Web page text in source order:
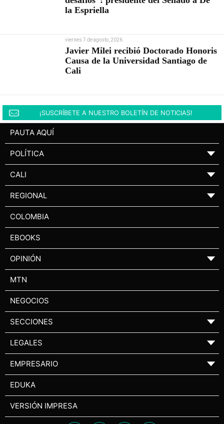
la Espriella
viernes 7 de agosto, 2026
Javier Milei recibió Doctorado Honoris
Causa de la Universidad Santiago de
Cali
¡SUSCRÍBETE A NUESTRO BOLETÍN DE NOTICIAS!
PAUTA AQUÍ
POLÍTICA ▼
CALI ▼
REGIONAL ▼
COLOMBIA
EBOOKS
OPINIÓN ▼
MTN
NEGOCIOS
SECCIONES ▼
LEGALES ▼
EMPRESARIO ▼
EDUKA
VERSIÓN IMPRESA